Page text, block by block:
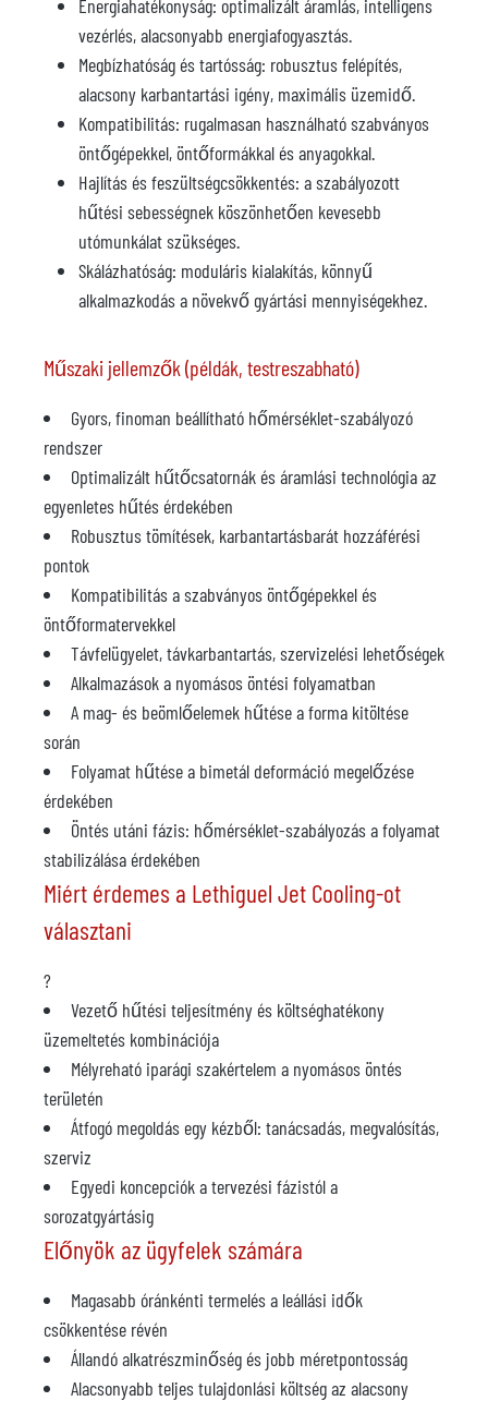
Energiahatékonyság: optimalizált áramlás, intelligens
vezérlés, alacsonyabb energiafogyasztás.
Megbízhatóság és tartósság: robusztus felépítés,
alacsony karbantartási igény, maximális üzemidő.
Kompatibilitás: rugalmasan használható szabványos
öntőgépekkel, öntőformákkal és anyagokkal.
Hajlítás és feszültségcsökkentés: a szabályozott
hűtési sebességnek köszönhetően kevesebb
utómunkálat szükséges.
Skálázhatóság: moduláris kialakítás, könnyű
alkalmazkodás a növekvő gyártási mennyiségekhez.
Műszaki jellemzők (példák, testreszabható)
Gyors, finoman beállítható hőmérséklet-szabályozó
rendszer
Optimalizált hűtőcsatornák és áramlási technológia az
egyenletes hűtés érdekében
Robusztus tömítések, karbantartásbarát hozzáférési
pontok
Kompatibilitás a szabványos öntőgépekkel és
öntőformatervekkel
Távfelügyelet, távkarbantartás, szervizelési lehetőségek
Alkalmazások a nyomásos öntési folyamatban
A mag- és beömlőelemek hűtése a forma kitöltése
során
Folyamat hűtése a bimetál deformáció megelőzése
érdekében
Öntés utáni fázis: hőmérséklet-szabályozás a folyamat
stabilizálása érdekében
Miért érdemes a Lethiguel Jet Cooling-ot
választani
?
Vezető hűtési teljesítmény és költséghatékony
üzemeltetés kombinációja
Mélyreható iparági szakértelem a nyomásos öntés
területén
Átfogó megoldás egy kézből: tanácsadás, megvalósítás,
szerviz
Egyedi koncepciók a tervezési fázistól a
sorozatgyártásig
Előnyök az ügyfelek számára
Magasabb óránkénti termelés a leállási idők
csökkentése révén
Állandó alkatrészminőség és jobb méretpontosság
Alacsonyabb teljes tulajdonlási költség az alacsony